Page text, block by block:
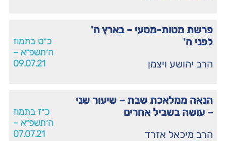
פרשת מטות-מסעי – בארץ ה'
לפני ה'
הרב יהושע ויצמן
כ״ט בתמוז
ה׳תשפ״א –
09.07.21
הנאה ממלאכת שבת – שיעור שני
– עושה בשביל אחרים
הרב מיכאל אזרד
כ״ז בתמוז
ה׳תשפ״א –
07.07.21